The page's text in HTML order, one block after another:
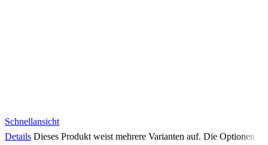
Schnellansicht
Details Dieses Produkt weist mehrere Varianten auf. Die Optionen